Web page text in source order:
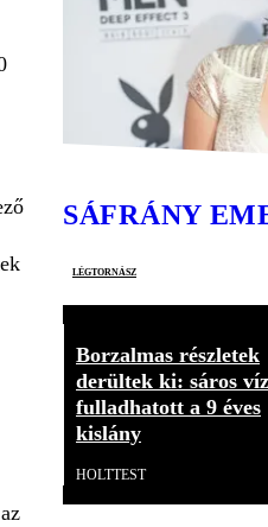
SÁFRÁNY
légtornász
Borzalmas részletek
derültek ki: sáros
fulladhatott a 9 éves
kislány
HOLTTEST